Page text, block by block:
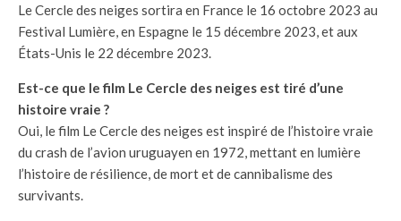
Le Cercle des neiges sortira en France le 16 octobre 2023 au
Festival Lumière, en Espagne le 15 décembre 2023, et aux
États-Unis le 22 décembre 2023.
Est-ce que le film Le Cercle des neiges est tiré d’une
histoire vraie ?
Oui, le film Le Cercle des neiges est inspiré de l’histoire vraie
du crash de l’avion uruguayen en 1972, mettant en lumière
l’histoire de résilience, de mort et de cannibalisme des
survivants.